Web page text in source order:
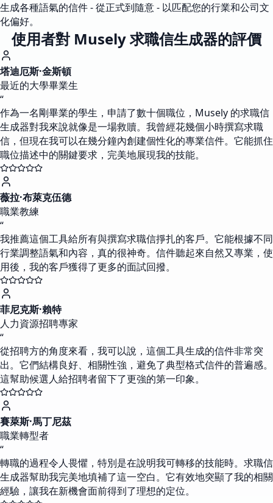
生成各種語氣的信件 - 從正式到隨意 - 以匹配您的行業和公司文
化偏好。
使用者對 Musely 求職信生成器的評價
塔迪厄斯·金斯頓
最近的大學畢業生
“
作為一名剛畢業的學生，申請了數十個職位，Musely 的求職信
生成器對我來說就像是一場救贖。我曾經花幾個小時撰寫求職
信，但現在我可以在幾分鐘內創建個性化的專業信件。它能抓住
職位描述中的關鍵要求，完美地展現我的技能。
薇拉·布萊克伍德
職業教練
“
我推薦這個工具給所有與撰寫求職信掙扎的客戶。它能根據不同
行業調整語氣和內容，真的很神奇。信件聽起來自然又專業，使
用後，我的客戶獲得了更多的面試回撥。
菲尼克斯·賴特
人力資源招聘專家
“
從招聘方的角度來看，我可以說，這個工具生成的信件非常突
出。它們結構良好、相關性強，避免了典型格式信件的普遍感。
這幫助候選人給招聘者留下了更強的第一印象。
賽萊斯·馬丁尼茲
職業轉型者
“
轉職的過程令人畏懼，特別是在說明我可轉移的技能時。求職信
生成器幫助我完美地填補了這一空白。它有效地突顯了我的相關
經驗，讓我在新機會面前得到了理想的定位。